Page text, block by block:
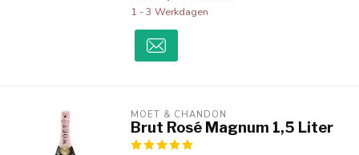
1 - 3 Werkdagen
MOËT & CHANDON
Brut Rosé Magnum 1,5 Liter